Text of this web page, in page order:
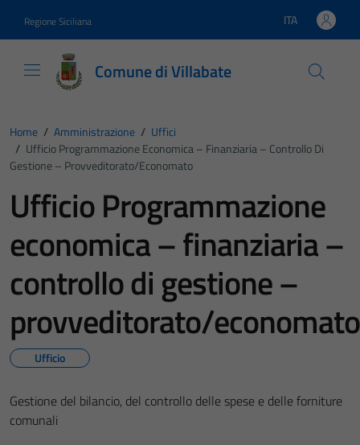
Regione Siciliana Lingua attiva:
ITA
Comune di Villabate
Home / Amministrazione / Uffici
/ Ufficio Programmazione Economica – Finanziaria – Controllo Di
Gestione – Provveditorato/economato
Ufficio Programmazione
economica – finanziaria –
controllo di gestione –
provveditorato/economato
Ufficio
Gestione del bilancio, del controllo delle spese e delle forniture
comunali